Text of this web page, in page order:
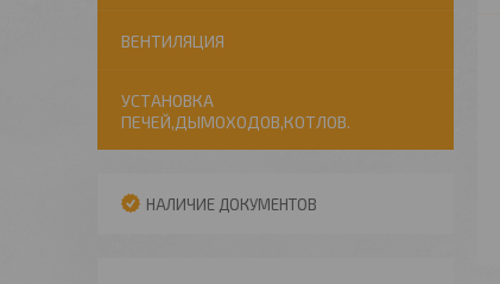
ВЕНТИЛЯЦИЯ
УСТАНОВКА
ПЕЧЕЙ,ДЫМОХОДОВ,КОТЛОВ.
НАЛИЧИЕ ДОКУМЕНТОВ